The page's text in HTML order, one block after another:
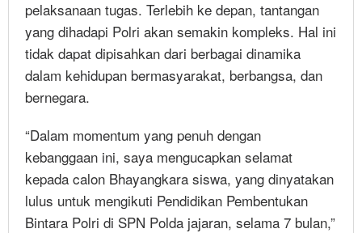
pelaksanaan tugas. Terlebih ke depan, tantangan
yang dihadapi Polri akan semakin kompleks. Hal ini
tidak dapat dipisahkan dari berbagai dinamika
dalam kehidupan bermasyarakat, berbangsa, dan
bernegara.
“Dalam momentum yang penuh dengan
kebanggaan ini, saya mengucapkan selamat
kepada calon Bhayangkara siswa, yang dinyatakan
lulus untuk mengikuti Pendidikan Pembentukan
Bintara Polri di SPN Polda jajaran, selama 7 bulan,”